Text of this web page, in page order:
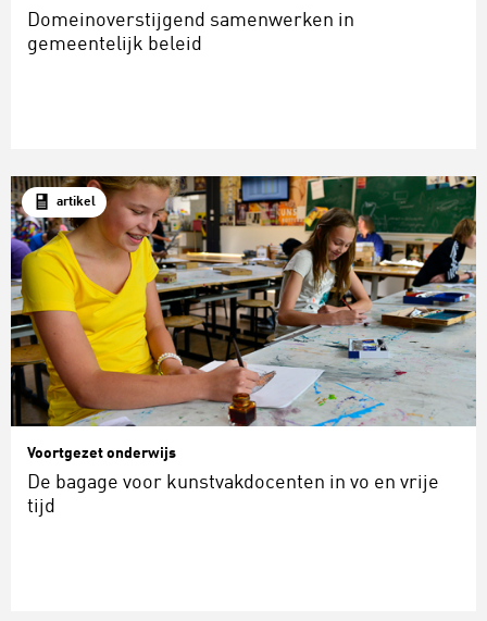
Domeinoverstijgend samenwerken in
gemeentelijk beleid
artikel
Voortgezet onderwijs
De bagage voor kunstvakdocenten in vo en vrije
tijd